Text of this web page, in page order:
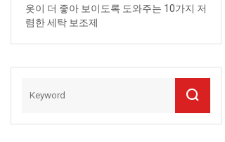
옷이 더 좋아 보이도록 도와주는 10가지 저
렴한 세탁 보조제